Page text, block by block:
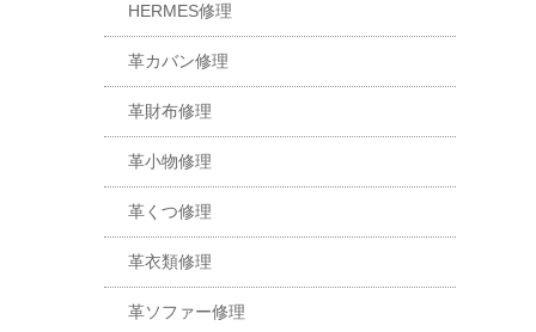
HERMES修理
革カバン修理
革財布修理
革小物修理
革くつ修理
革衣類修理
革ソファー修理